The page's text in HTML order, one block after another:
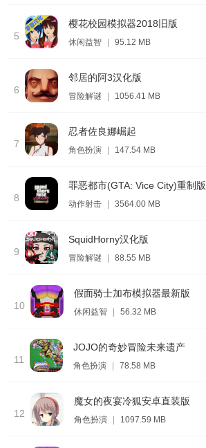
5
樱花校园模拟器2018旧版
休闲益智 95.12 MB
6
邻居的阿3汉化版
冒险解谜 1056.41 MB
7
忍者佐良娜崛起
角色扮演 147.54 MB
8
罪恶都市(GTA: Vice City)重制版
动作射击 3564.00 MB
9
SquidHorny汉化版
冒险解谜 88.55 MB
10
假面骑士加布模拟器最新版
休闲益智 56.32 MB
11
JOJO的奇妙冒险未来遗产
角色扮演 78.58 MB
12
魔女的夜宴冷狐安卓直装版
角色扮演 1097.59 MB